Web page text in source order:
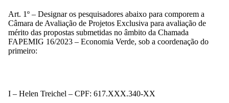
Art. 1º – Designar os pesquisadores abaixo para comporem a
Câmara de Avaliação de Projetos Exclusiva para avaliação de
mérito das propostas submetidas no âmbito da Chamada
FAPEMIG 16/2023 – Economia Verde, sob a coordenação do
primeiro:
I – Helen Treichel – CPF: 617.XXX.340-XX